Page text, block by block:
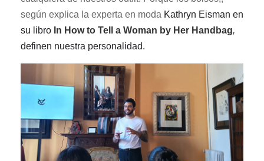
según explica la experta en moda Kathryn Eisman en
su libro In How to Tell a Woman by Her Handbag,
definen nuestra personalidad.